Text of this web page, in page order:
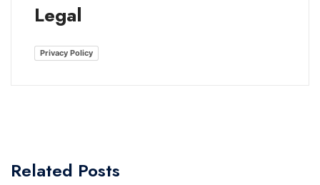
Legal
Privacy Policy
Related Posts